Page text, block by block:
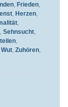
, Frieden,
, Herzen,
,
Sehnsucht,
,
Wut, Zuhören,